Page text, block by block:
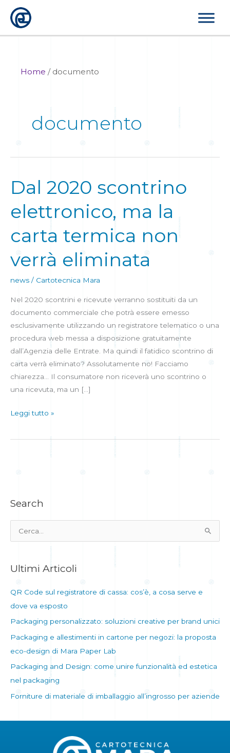
Home / documento
documento
Dal 2020 scontrino
elettronico, ma la
carta termica non
verrà eliminata
news / Cartotecnica Mara
Nel 2020 scontrini e ricevute verranno sostituiti da un
documento commerciale che potrà essere emesso
esclusivamente utilizzando un registratore telematico o una
procedura web messa a disposizione gratuitamente
dall’Agenzia delle Entrate. Ma quindi il fatidico scontrino di
carta verrà eliminato? Assolutamente no! Facciamo
chiarezza… Il consumatore non riceverà uno scontrino o
una ricevuta, ma un […]
Dal
2020
scontrino
elettronico,
ma
la
carta
non
verrà
eliminata
Leggi tutto »
Search
c
a
Ultimi Articoli
QR Code sul registratore di cassa: cos’è, a cosa serve e
dove va esposto
Packaging personalizzato: soluzioni creative per brand unici
Packaging e allestimenti in cartone per negozi: la proposta
eco-design di Mara Paper Lab
Packaging and Design: come unire funzionalità ed estetica
nel packaging
Forniture di materiale di imballaggio all’ingrosso per aziende